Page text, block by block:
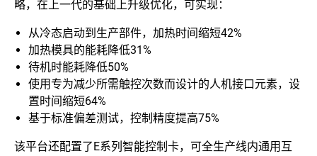
略，在上一代的基础上升级优化，可实现：
从冷态启动到生产部件，加热时间缩短42%
加热模具的能耗降低31%
待机时能耗降低50%
使用专为减少所需触控次数而设计的人机接口元素，设
置时间缩短64%
基于标准偏差测试，控制精度提高75%
该平台还配置了E系列智能控制卡，可全生产线内通用互